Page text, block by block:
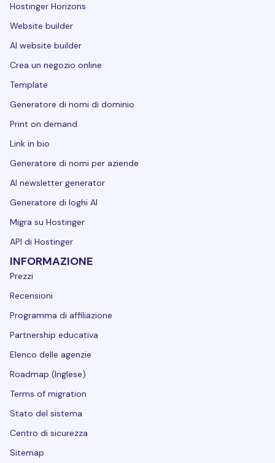
Hostinger Horizons
Website builder
AI website builder
Crea un negozio online
Template
Generatore di nomi di dominio
Print on demand
Link in bio
Generatore di nomi per aziende
AI newsletter generator
Generatore di loghi AI
Migra su Hostinger
API di Hostinger
INFORMAZIONE
Prezzi
Recensioni
Programma di affiliazione
Partnership educativa
Elenco delle agenzie
Roadmap (Inglese)
Terms of migration
Stato del sistema
Centro di sicurezza
Sitemap